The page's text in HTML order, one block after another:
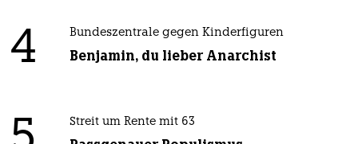
4 Bundeszentrale gegen Kinderfiguren
Benjamin, du lieber Anarchist
Streit um Rente mit 63